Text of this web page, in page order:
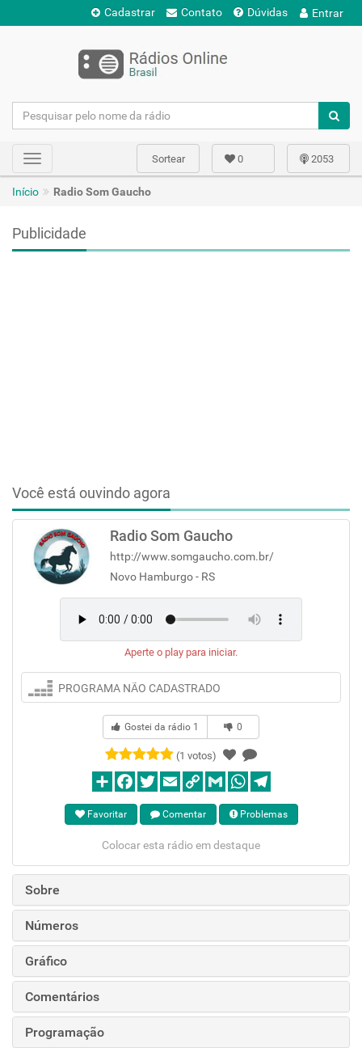
Cadastrar Contato Dúvidas Entrar
Toggle
navigation
2053
0
Sortear
Início Radio Som Gaucho
Publicidade
Você está ouvindo agora
Radio Som Gaucho
http://www.somgaucho.com.br/
Novo Hamburgo - RS
Aperte o play para iniciar.
PROGRAMA NÃO CADASTRADO
Gostei da rádio 1 0
(1 votos)
Favoritar Comentar Problemas
Colocar esta rádio em destaque
Sobre
Números
Gráfico
Comentários
Programação